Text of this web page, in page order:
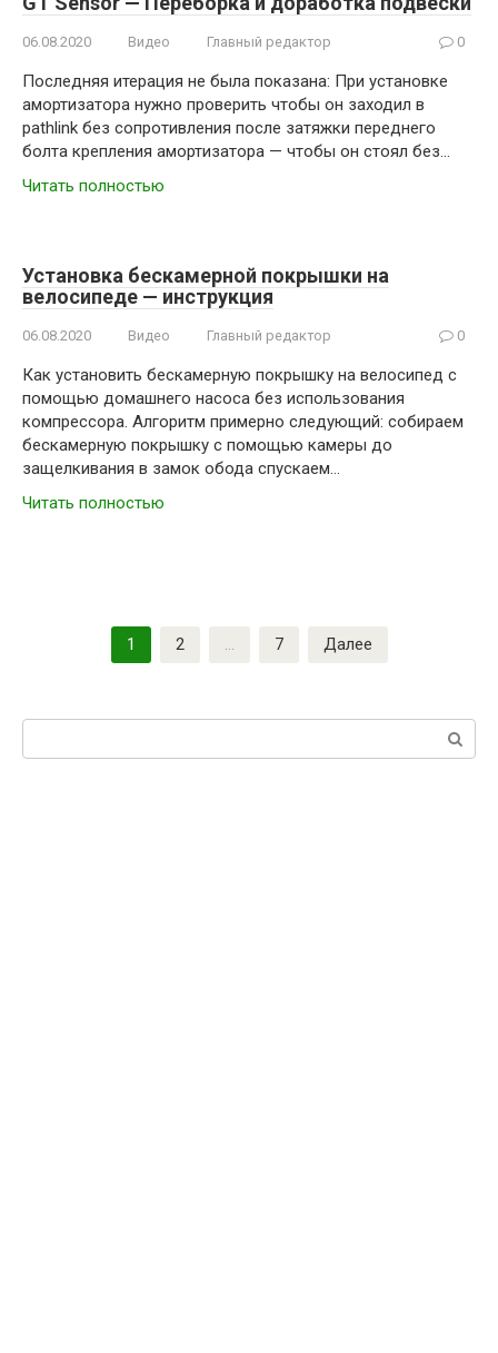
06.08.2020 Видео Главный редактор 0
Последняя итерация не была показана: При установке
амортизатора нужно проверить чтобы он заходил в
pathlink без сопротивления после затяжки переднего
болта крепления амортизатора — чтобы он стоял без…
Читать полностью
Установка бескамерной покрышки на
велосипеде — инструкция
06.08.2020 Видео Главный редактор 0
Как установить бескамерную покрышку на велосипед с
помощью домашнего насоса без использования
компрессора. Алгоритм примерно следующий: собираем
бескамерную покрышку с помощью камеры до
защелкивания в замок обода спускаем…
Читать полностью
1 2 … 7 Далее